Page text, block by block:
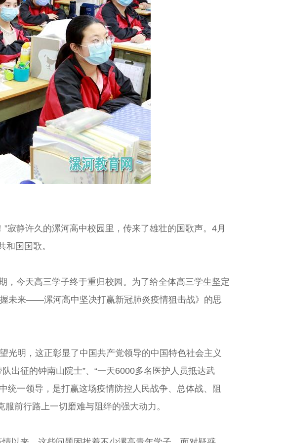
寂静许久的漯河高中校园里，传来了雄壮的国歌声。4月
国国歌。
，今天高三学子终于重归校园。为了给全体高三学生坚定
未来——漯河高中坚决打赢新冠肺炎疫情狙击战》的思
光明，这正彰显了中国共产党领导的中国特色社会主义
出征的钟南山院士”、“一天6000多名医护人员抵达武
统一领导，是打赢这场疫情防控人民战争、总体战、阻
前行路上一切磨难与阻绊的强大动力。